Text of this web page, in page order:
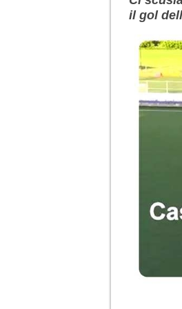
il gol